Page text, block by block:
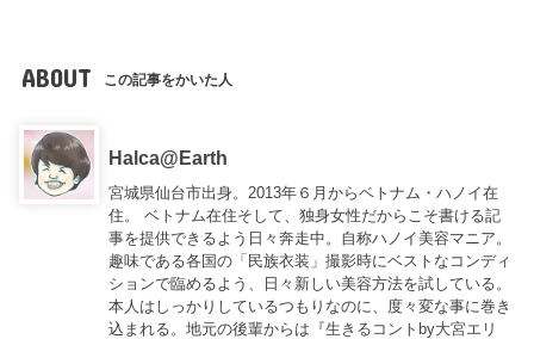
ABOUT この記事をかいた人
Halca@Earth
宮城県仙台市出身。2013年６月からベトナム・ハノイ在
住。 ベトナム在住そして、独身女性だからこそ書ける記
事を提供できるよう日々奔走中。自称ハノイ美容マニア。
趣味である各国の「民族衣装」撮影時にベストなコンディ
ションで臨めるよう、日々新しい美容方法を試している。
本人はしっかりしているつもりなのに、度々変な事に巻き
込まれる。地元の後輩からは『生きるコントby大宮エリ